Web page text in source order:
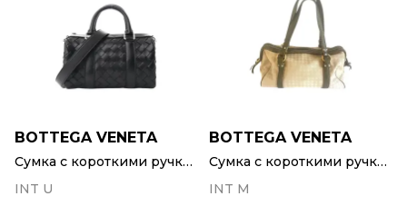
BOTTEGA VENETA
Сумка с короткими ручками
INT U
BOTTEGA VENETA
Сумка с короткими ручками
INT M